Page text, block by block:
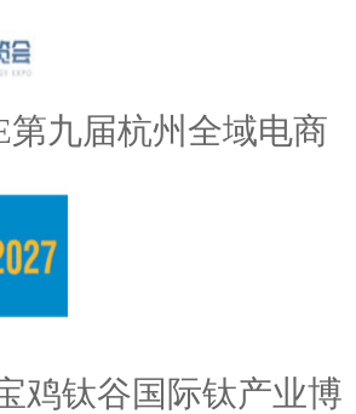
第九届杭州全域电商
鸡钛谷国际钛产业博